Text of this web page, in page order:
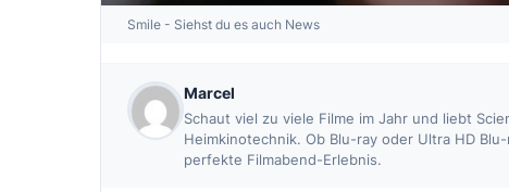
Smile - Siehst du es auch News
Marcel
Schaut viel zu viele Filme im Jahr und liebt
Heimkinotechnik. Ob Blu-ray oder Ultra HD
perfekte Filmabend-Erlebnis.